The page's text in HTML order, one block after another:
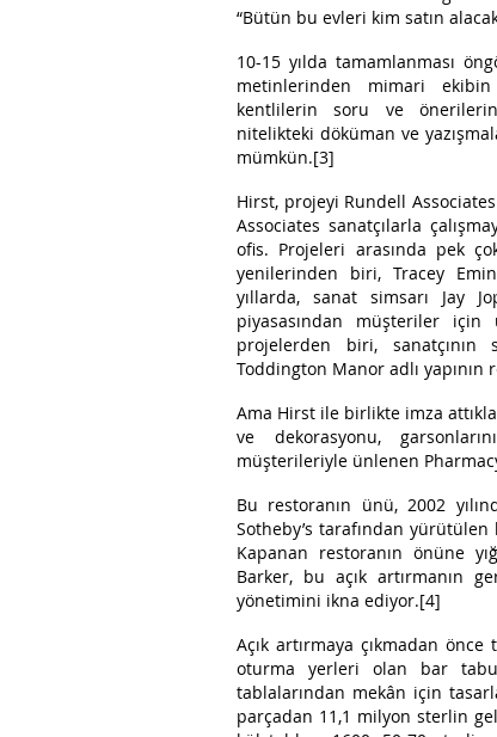
“Bütün bu evleri kim satın
10-15 yılda tamamlanması
metinlerinden mimari
kentlilerin soru ve
nitelikteki döküman ve
mümkün.[3]
Hirst, projeyi Rundell
Associates sanatçılarla
ofis. Projeleri arasında pek
yenilerinden biri, Tracey
yıllarda, sanat simsarı Jay
piyasasından müşteriler
projelerden biri,
Toddington Manor adlı yapının
Ama Hirst ile birlikte imza
ve dekorasyonu,
müşterileriyle ünlenen
Bu restoranın ünü, 2002
Sotheby’s tarafından yürütülen
Kapanan restoranın önüne
Barker, bu açık artırmanın
yönetimini ikna ediyor.[4]
Açık artırmaya çıkmadan
oturma yerleri olan bar
tablalarından mekân için
parçadan 11,1 milyon sterlin